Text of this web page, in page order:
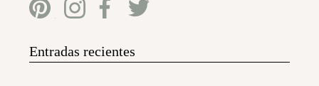
Entradas recientes